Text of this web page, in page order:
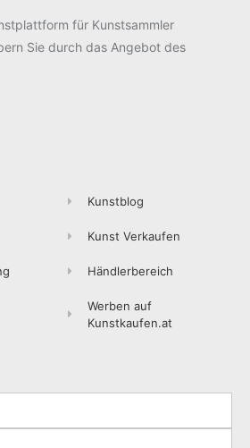
für Kunstsammler
Sie durch das Angebot des
Kunstblog
Kunst Verkaufen
Händlerbereich
Werben auf
Kunstkaufen.at